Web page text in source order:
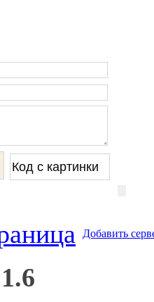
Добавить